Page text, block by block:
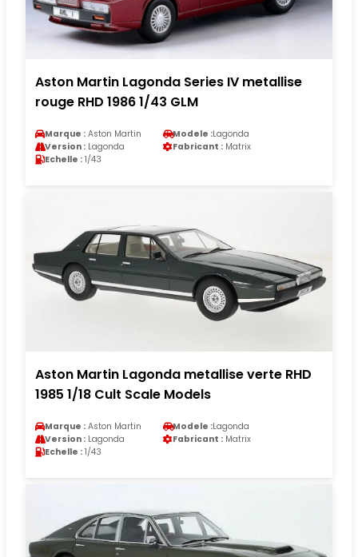
Aston Martin Lagonda Series IV metallise
rouge RHD 1986 1/43 GLM
Marque : Aston Martin Modele :Lagonda
Version : Lagonda Fabricant : Matrix
Echelle : 1/43
Aston Martin Lagonda metallise verte RHD
1985 1/18 Cult Scale Models
Marque : Aston Martin Modele :Lagonda
Version : Lagonda Fabricant : Matrix
Echelle : 1/43